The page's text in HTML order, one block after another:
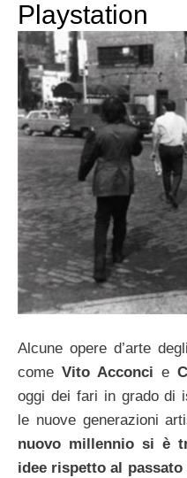
Playstation
Alcune opere d’arte
come Vito Acconci e
oggi dei fari in grado di
le nuove generazioni
nuovo millennio si è
idee rispetto al passato